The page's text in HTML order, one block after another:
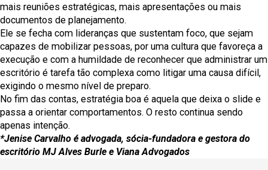
mais reuniões estratégicas, mais apresentações ou mais
documentos de planejamento.
Ele se fecha com lideranças que sustentam foco, que sejam
capazes de mobilizar pessoas, por uma cultura que favoreça a
execução e com a humildade de reconhecer que administrar um
escritório é tarefa tão complexa como litigar uma causa difícil,
exigindo o mesmo nível de preparo.
No fim das contas, estratégia boa é aquela que deixa o slide e
passa a orientar comportamentos. O resto continua sendo
apenas intenção.
*Jenise Carvalho é advogada, sócia-fundadora e gestora do
escritório MJ Alves Burle e Viana Advogados